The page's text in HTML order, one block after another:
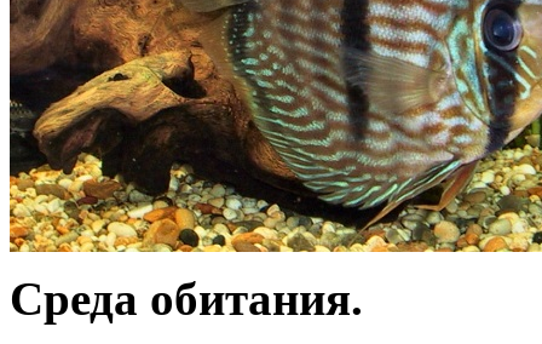
Среда обитания.